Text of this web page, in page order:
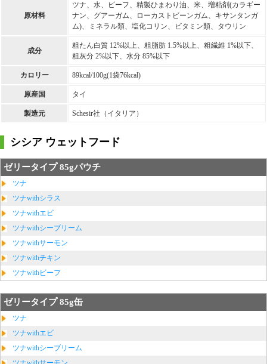
原材料
ツナ、水、ビーフ、精製ひまわり油、米、増粘剤(カラギー
ナン、グアーガム、ローカストビーンガム、キサンタンガ
ム)、ミネラル類、塩化コリン、ビタミン類、タウリン
成分
粗たん白質 12%以上、粗脂肪 1.5%以上、粗繊維 1%以下、
粗灰分 2%以下、水分 85%以下
カロリー 89kcal/100g(1袋76kcal)
原産国 タイ
製造元 Schesir社（イタリア）
シシア ウェットフード
ゼリータイプ 85gパウチ
ツナ
ツナwithシラス
ツナwithエビ
ツナwithシーブリーム
ツナwithサーモン
ツナwithチキン
ツナwithビーフ
ゼリータイプ 85g缶
ツナ
ツナwithエビ
ツナwithシーブリーム